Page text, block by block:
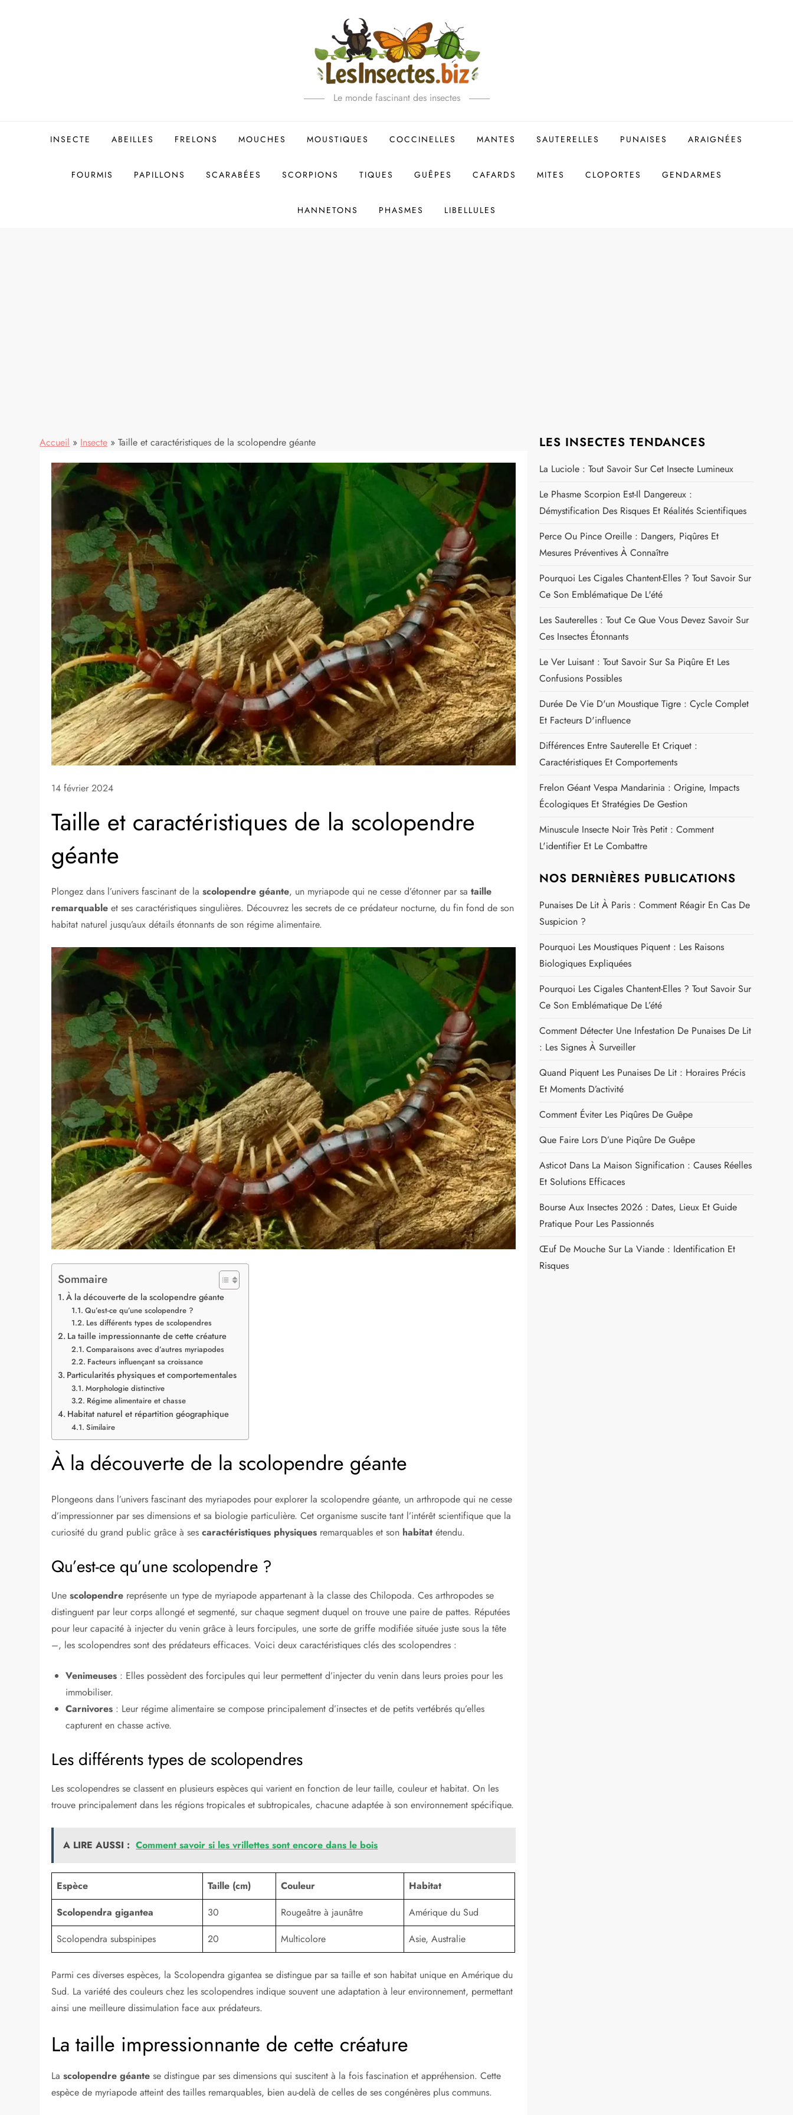
Le monde fascinant des insectes
INSECTE ABEILLES FRELONS MOUCHES MOUSTIQUES COCCINELLES MANTES SAUTERELLES PUNAISES ARAIGNÉES
FOURMIS PAPILLONS SCARABÉES SCORPIONS TIQUES GUÊPES CAFARDS MITES CLOPORTES GENDARMES
HANNETONS PHASMES LIBELLULES
Accueil » Insecte » Taille et caractéristiques de la scolopendre géante
14 février 2024
Taille et caractéristiques de la scolopendre
géante
Plongez dans l’univers fascinant de lascolopendre géante, un myriapode qui ne cesse d’étonner par sataille
remarquable et ses caractéristiques singulières. Découvrez les secrets de ce prédateur nocturne, du fin fond de son
habitat naturel jusqu’aux détails étonnants de son régime alimentaire.
Sommaire
À la découverte de la scolopendre géante
Qu’est-ce qu’une scolopendre ?
Les différents types de scolopendres
La taille impressionnante de cette créature
Comparaisons avec d’autres myriapodes
Facteurs influençant sa croissance
Particularités physiques et comportementales
Morphologie distinctive
Régime alimentaire et chasse
Habitat naturel et répartition géographique
Similaire
À la découverte de la scolopendre géante
Plongeons dans l’univers fascinant des myriapodes pour explorer la scolopendre géante, un arthropode qui ne cesse
d’impressionner par ses dimensions et sa biologie particulière. Cet organisme suscite tant l’intérêt scientifique que la
curiosité du grand public grâce à sescaractéristiques physiques remarquables et son habitat étendu.
Qu’est-ce qu’une scolopendre ?
Unescolopendre représente un type de myriapode appartenant à la classe des Chilopoda. Ces arthropodes se
distinguent par leur corps allongé et segmenté, sur chaque segment duquel on trouve une paire de pattes. Réputées
pour leur capacité à injecter du venin grâce à leurs forcipules, une sorte de griffe modifiée située juste sous la tête
–, les scolopendres sont des prédateurs efficaces. Voici deux caractéristiques clés des scolopendres :
Venimeuses : Elles possèdent des forcipules qui leur permettent d’injecter du venin dans leurs proies pour les
immobiliser.
Carnivores : Leur régime alimentaire se compose principalement d’insectes et de petits vertébrés qu’elles
capturent en chasse active.
Les différents types de scolopendres
Les scolopendres se classent en plusieurs espèces qui varient en fonction de leur taille, couleur et habitat. On les
trouve principalement dans les régions tropicales et subtropicales, chacune adaptée à son environnement spécifique.
A LIRE AUSSI : Comment savoir si les vrillettes sont encore dans le bois
Espèce Taille (cm) Couleur
Habitat
Scolopendra gigantea
30 Rougeâtre à jaunâtre
Amérique du Sud
Scolopendra subspinipes
20 Multicolore Asie, Australie
Parmi ces diverses espèces, la Scolopendra gigantea se distingue par sa taille et son habitat unique en Amérique du
Sud. La variété des couleurs chez les scolopendres indique souvent une adaptation à leur environnement, permettant
ainsi une meilleure dissimulation face aux prédateurs.
La taille impressionnante de cette créature
Lascolopendre géante se distingue par ses dimensions qui suscitent à la fois fascination et appréhension. Cette
espèce de myriapode atteint des tailles remarquables, bien au-delà de celles de ses congénères plus communs.
LES INSECTES TENDANCES
La Luciole : Tout Savoir Sur Cet Insecte Lumineux
Le Phasme Scorpion Est-Il Dangereux :
Démystification Des Risques Et Réalités Scientifiques
Perce Ou Pince Oreille : Dangers, Piqûres Et
Mesures Préventives À Connaître
Pourquoi Les Cigales Chantent-Elles ? Tout Savoir Sur
Ce Son Emblématique De L'été
Les Sauterelles : Tout Ce Que Vous Devez Savoir Sur
Ces Insectes Étonnants
Le Ver Luisant : Tout Savoir Sur Sa Piqûre Et Les
Confusions Possibles
Durée De Vie D'un Moustique Tigre : Cycle Complet
Et Facteurs D'influence
Différences Entre Sauterelle Et Criquet :
Caractéristiques Et Comportements
Frelon Géant Vespa Mandarinia : Origine, Impacts
Écologiques Et Stratégies De Gestion
Minuscule Insecte Noir Très Petit : Comment
L'identifier Et Le Combattre
NOS DERNIÈRES PUBLICATIONS
Punaises De Lit À Paris : Comment Réagir En Cas De
Suspicion ?
Pourquoi Les Moustiques Piquent : Les Raisons
Biologiques Expliquées
Pourquoi Les Cigales Chantent-Elles ? Tout Savoir Sur
Ce Son Emblématique De L’été
Comment Détecter Une Infestation De Punaises De Lit
: Les Signes À Surveiller
Quand Piquent Les Punaises De Lit : Horaires Précis
Et Moments D’activité
Comment Éviter Les Piqûres De Guêpe
Que Faire Lors D’une Piqûre De Guêpe
Asticot Dans La Maison Signification : Causes Réelles
Et Solutions Efficaces
Bourse Aux Insectes 2026 : Dates, Lieux Et Guide
Pratique Pour Les Passionnés
Œuf De Mouche Sur La Viande : Identification Et
Risques